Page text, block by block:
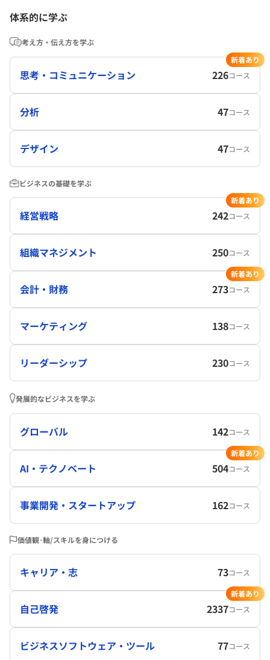
体系的に学ぶ
考え方・伝え方を学ぶ
思考・コミュニケーション 226コース
新着あり
分析 47コース
デザイン 47コース
ビジネスの基礎を学ぶ
経営戦略 242コース
新着あり
組織マネジメント 250コース
会計・財務 273コース
新着あり
マーケティング 138コース
リーダーシップ 230コース
発展的なビジネスを学ぶ
グローバル 142コース
AI・テクノベート 504コース
新着あり
事業開発・スタートアップ 162コース
価値観･軸/スキルを身につける
キャリア・志 73コース
自己啓発 2337コース
新着あり
ビジネスソフトウェア・ツール 77コース